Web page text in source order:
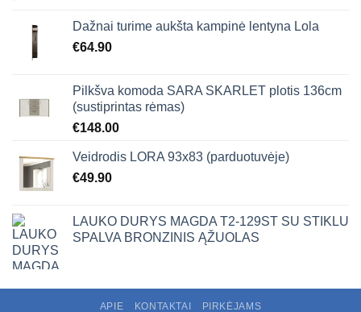
Dažnai turime aukšta kampinė lentyna Lola
€64.90
Pilkšva komoda SARA SKARLET plotis 136cm
(sustiprintas rėmas)
€148.00
Veidrodis LORA 93x83 (parduotuvėje)
€49.90
LAUKO DURYS MAGDA T2-129ST SU STIKLU
SPALVA BRONZINIS ĄŽUOLAS
APIE KONTAKTAI PIRKĖJAMS